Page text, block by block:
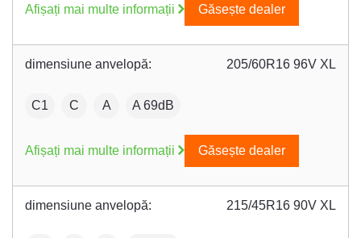
Afișați mai multe informații Găsește dealer
dimensiune anvelopă: 205/60R16 96V XL
:C1 Fuel efficiency:
C Wet grip:
A :A 69dB
Afișați mai multe informații Găsește dealer
dimensiune anvelopă: 215/45R16 90V XL